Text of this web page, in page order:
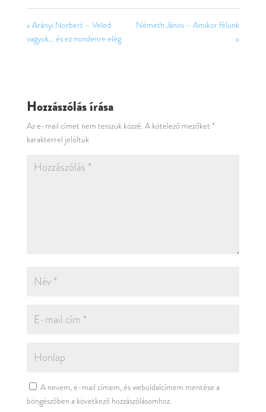
« Arányi Norbert – Veled
vagyok… és ez mindenre elég
Németh János – Amikor félünk
»
Hozzászólás írása
Az e-mail címet nem tesszük közzé. A kötelező mezőket *
karakterrel jelöltük
A nevem, e-mail címem, és weboldalcímem mentése a
böngészőben a következő hozzászólásomhoz.